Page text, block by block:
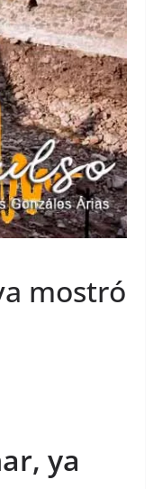
mostró
ya